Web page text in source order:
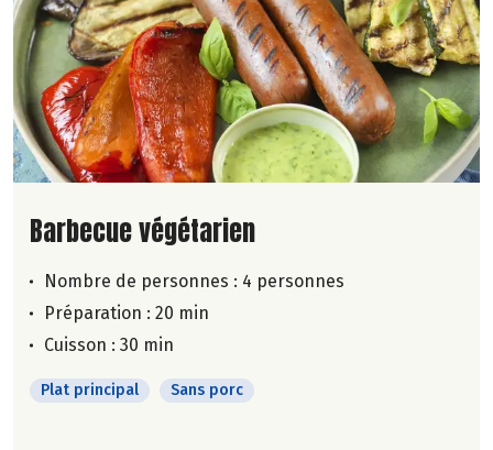
Lire la suite de la recette
Barbecue végétarien
Nombre de personnes : 4 personnes
Préparation : 20 min
Cuisson : 30 min
Plat principal Sans porc